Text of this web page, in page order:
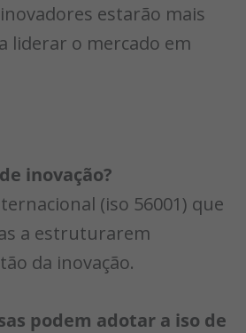
estarão mais
liderar o mercado em
inovação?
(iso 56001) que
a estruturarem
da inovação.
podem adotar a iso de